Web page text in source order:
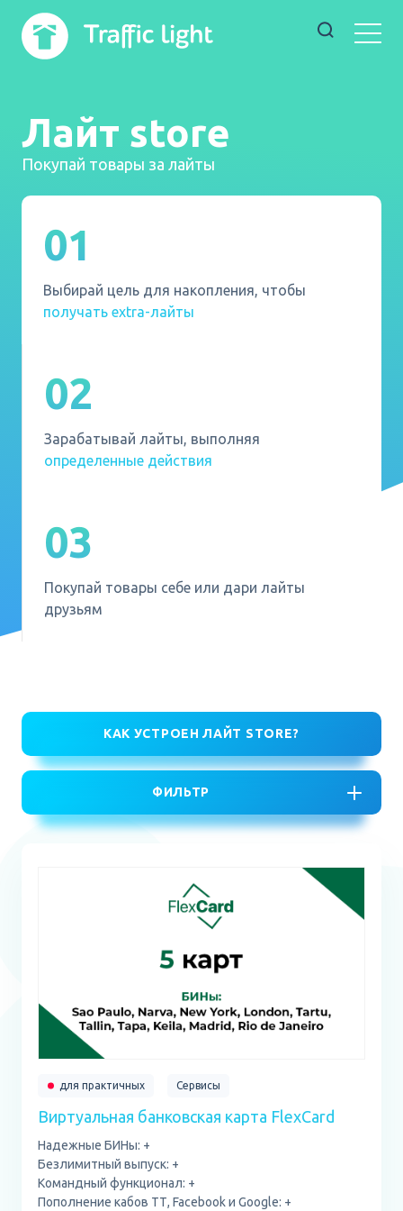
Лайт store
Покупай товары за лайты
01
Выбирай цель для накопления, чтобы
получать extra-лайты
02
Зарабатывай лайты, выполняя
определенные действия
03
Покупай товары себе или дари лайты
друзьям
для практичных Сервисы
Виртуальная банковская карта FlexCard
Надежные БИНы: +
Безлимитный выпуск: +
Командный функционал: +
Пополнение кабов ТТ, Facebook и Google: +